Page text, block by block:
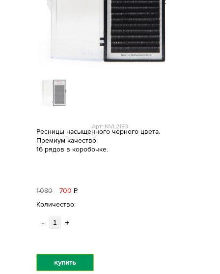
Арт: NVL2193
Ресницы насыщенного черного цвета.
Премиум качество.
16 рядов в коробочке.
1080 700 Р
Количество:
- +
купить